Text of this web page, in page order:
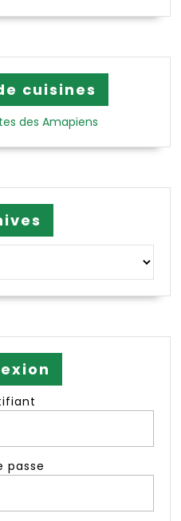
cuisines
des Amapiens
passe